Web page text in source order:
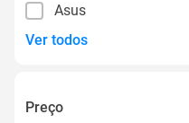
Asus
Ver todos
Preço